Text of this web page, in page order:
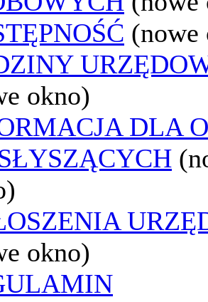
(nowe
okno)
DLA
okno)